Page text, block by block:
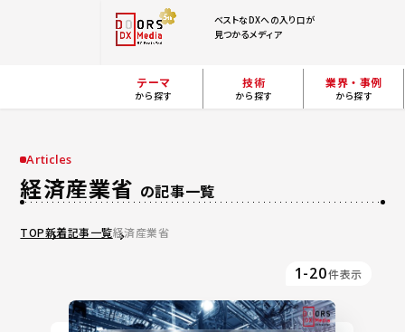
ベストなDXへの入り口が
見つかるメディア
テーマ
から探す
技術
から探す
業界・事例
から探す
Articles
経済産業省 の記事一覧
TOP新着記事一覧経済産業省
1-20件表示